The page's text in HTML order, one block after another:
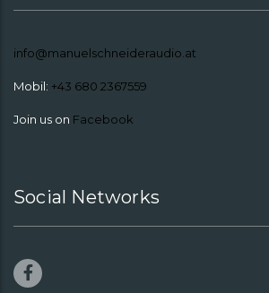
info@manuelschneideraudio.at
Mobil: +43 680 2367559
Join us on Facebook
Social Networks